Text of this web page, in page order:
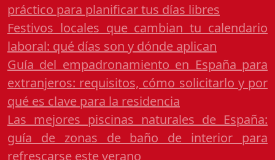
práctico para planificar tus días libres
Festivos locales que cambian tu calendario
laboral: qué días son y dónde aplican
Guía del empadronamiento en España para
extranjeros: requisitos, cómo solicitarlo y por
qué es clave para la residencia
Las mejores piscinas naturales de España:
guía de zonas de baño de interior para
refrescarse este verano